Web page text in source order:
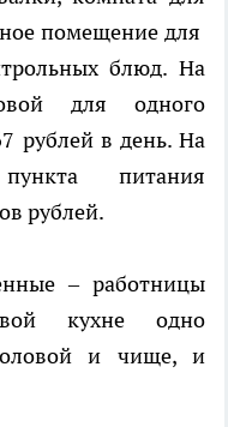
помещение для
блюд. На
для одного
рублей в день. На
питания
рублей.
– работницы
кухне одно
и чище, и